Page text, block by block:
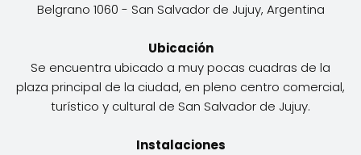
Belgrano 1060 - San Salvador de Jujuy, Argentina
Ubicación
Se encuentra ubicado a muy pocas cuadras de la
plaza principal de la ciudad, en pleno centro comercial,
turístico y cultural de San Salvador de Jujuy.
Instalaciones